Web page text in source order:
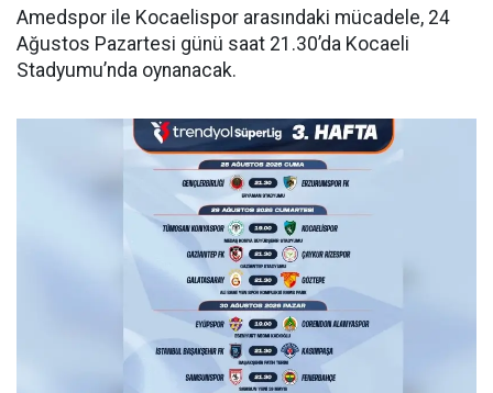
Amedspor ile Kocaelispor arasındaki mücadele, 24
Ağustos Pazartesi günü saat 21.30’da Kocaeli
Stadyumu’nda oynanacak.